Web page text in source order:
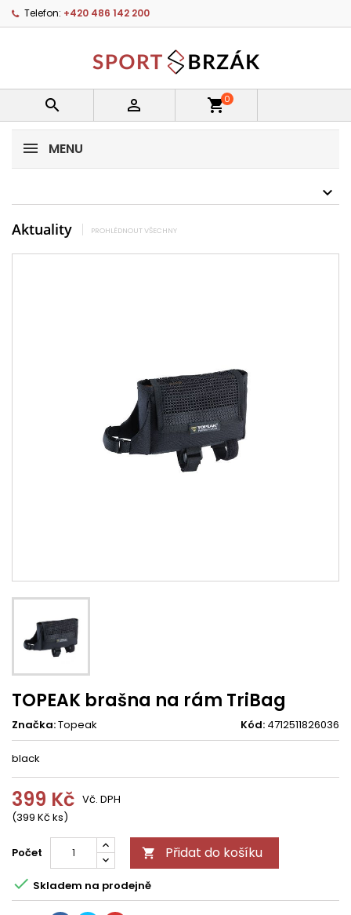
Telefon: +420 486 142 200
  shopping_cart0
MENU
Aktuality PROHLÉDNOUT VŠECHNY
TOPEAK brašna na rám TriBag
Značka:Topeak Kód: 4712511826036
black
399 Kč
(399 Kč ks)
Vč. DPH
Počet  Přidat do košíku
 Skladem na prodejně